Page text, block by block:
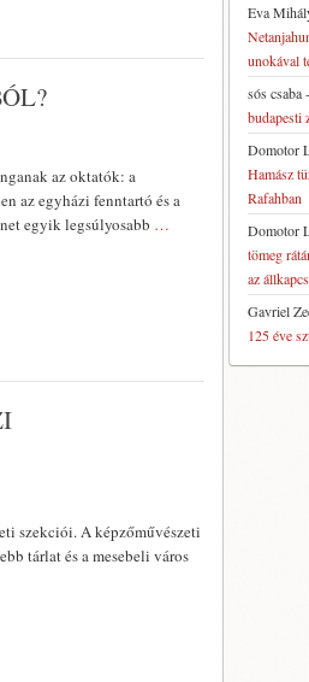
az oktatók: a
az egyházi fenntartó és a
egyik legsúlyosabb …
szekciói. A képzőművészeti
tárlat és a mesebeli város
Eva
unokával
sós csaba-
budapesti
Domotor
Hamász
Rafahban
Domotor
tömeg
az
Gavriel
125 éve